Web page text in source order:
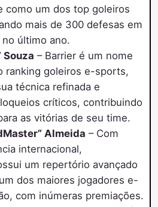
como um dos top goleiros
mais de 300 defesas em
último ano.
Souza – Barrier é um nome
ranking goleiros e-sports,
técnica refinada e
críticos, contribuindo
as vitórias de seu time.
Almeida – Com
internacional,
um repertório avançado
dos maiores jogadores e-
com inúmeras premiações.